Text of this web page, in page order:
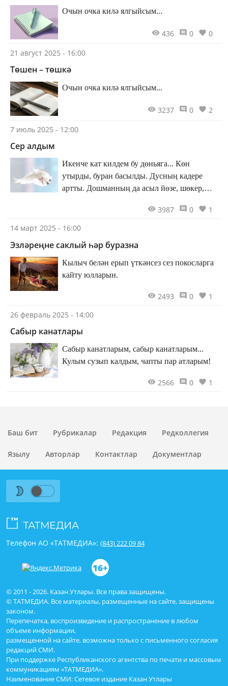
Очын очка килә ялгыйсым...
436 0 0
21 август 2025 - 16:00
Төшен – төшкә
Очын очка килә ялгыйсым...
3237 0 2
7 июль 2025 - 12:00
Сер алдым
Икенче кат килдем бу дөньяга... Көн
утырды, буран басылды. Дусның кадере
артты. Дошманның да асыл йөзе, шөкер,
3987 0
1
14 март 2025 - 16:00
Эзләреңне саклый һәр буразна
Кылыч белән ерып үткәнсез сез покосларга
кайту юлларын.
2493 0
1
26 февраль 2025 - 14:00
Сабыр канатлары
Сабыр канатларым, сабыр канатларым...
Кулым сузып калдым, чапты пар атларым!
2566 0 1
Баш бит Рубрикалар Редакция Редколлегия
Язылу Авторлар Контактлар Документлар
© 2011 - 2026. Казан Утлары. Все права защищены.
© ТАТМЕДИА. Все материалы, размещенные на сайте, защищены
законом.
Перепечатка, воспроизведение и распространение в любом
объеме информации,
размещенной на сайте, возможна только с письменного согласия
редакций СМИ.
При поддержке Республиканского агентства по печати и массовым
коммуникациям «ТАТМЕДИА».
Наименование СМИ: Сетевое издание Казан Утлары
Телефон АО «ТАТМЕДИА»: (843) 222 09 84
16+